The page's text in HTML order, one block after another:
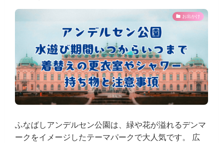
お出かけ
ふなばしアンデルセン公園は、緑や花が溢れるデンマ
ークをイメージしたテーマパークで大人気です。 広